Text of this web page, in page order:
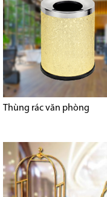
Thùng rác văn phòng